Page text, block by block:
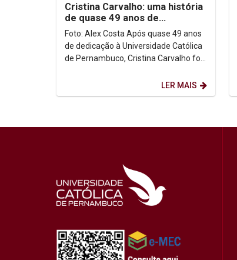
Cristina Carvalho: uma história
de quase 49 anos de
dedicação à Unicap
Foto: Alex Costa Após quase 49 anos
de dedicação à Universidade Católica
de Pernambuco, Cristina Carvalho foi
LER MAIS